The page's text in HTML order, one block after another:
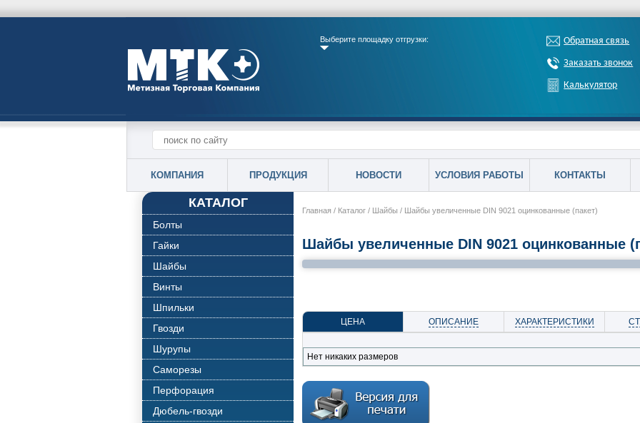
Выберите площадку отгрузки: Обратная связь
Заказать звонок
Калькулятор
КОМПАНИЯ ПРОДУКЦИЯ НОВОСТИ УСЛОВИЯ РАБОТЫ КОНТАКТЫ
КАТАЛОГ
Болты
Гайки
Шайбы
Винты
Шпильки
Гвозди
Шурупы
Саморезы
Перфорация
Дюбель-гвозди
Главная / Каталог / Шайбы / Шайбы увеличенные DIN 9021 оцинкованные (пакет)
Шайбы увеличенные DIN 9021 оцинкованные
ЦЕНА ОПИСАНИЕ ХАРАКТЕРИСТИКИ
Нет никаких размеров